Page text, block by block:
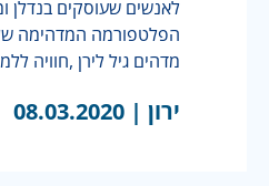
לאנשים שעוסקים בנדלן
הפלטפורמה המדהימה
מדהים גיל לירן ,חוויה
ירון | 08.03.2020